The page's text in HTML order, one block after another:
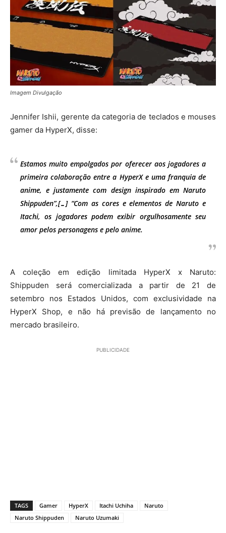
Imagem Divulgação
Jennifer Ishii, gerente da categoria de teclados e mouses
gamer da HyperX, disse:
Estamos muito empolgados por oferecer aos jogadores a
primeira colaboração entre a HyperX e uma franquia de
anime, e justamente com design inspirado em Naruto
Shippuden”,[…] “Com as cores e elementos de Naruto e
Itachi, os jogadores podem exibir orgulhosamente seu
amor pelos personagens e pelo anime.
A coleção em edição limitada HyperX x Naruto:
Shippuden será comercializada a partir de 21 de
setembro nos Estados Unidos, com exclusividade na
HyperX Shop, e não há previsão de lançamento no
mercado brasileiro.
PUBLICIDADE
TAGS Gamer HyperX Itachi Uchiha
Naruto
Naruto Shippuden
Naruto Uzumaki